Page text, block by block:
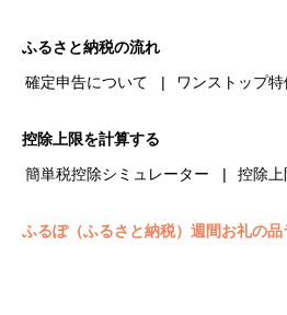
ふるさと納税の流れ
確定申告について
ワンストップ
控除上限を計算する
簡単税控除シミュレーター
控除
ふるぽ（ふるさと納税）週間お礼の品